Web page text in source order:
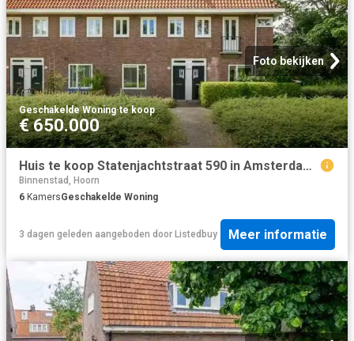
Foto bekijken
Geschakelde Woning·te koop
€ 650.000
Huis te koop Statenjachtstraat 590 in Amsterdam voor € 650.000
Binnenstad, Hoorn
6 KamersGeschakelde Woning
3 dagen geleden aangeboden door Listedbuy Meer informatie